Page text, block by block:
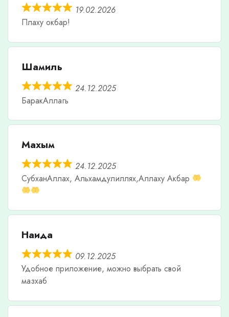
19.02.2026
Плаху окбар!
Шамиль
24.12.2025
БаракАллагь
Махым
24.12.2025
СубханАллах, Альхамдулиллях,Аллаху Акбар
Наида
09.12.2025
Удобное приложение, можно выбрать свой
мазхаб